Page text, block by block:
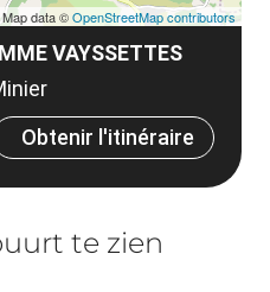
VAYSSETTES
Obtenir l'itinéraire
Map data ©OpenStreetMap contributors
te zien